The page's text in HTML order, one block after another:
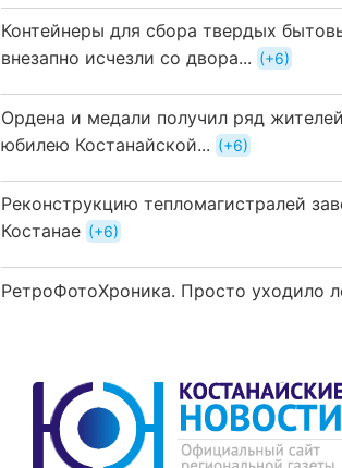
Контейнеры для сбора твердых
внезапно исчезли со двора...
+6
Ордена и медали получил ряд
юбилею Костанайской...
+6
Реконструкцию тепломагистралей
Костанае
+6
РетроФотоХроника. Просто уходило